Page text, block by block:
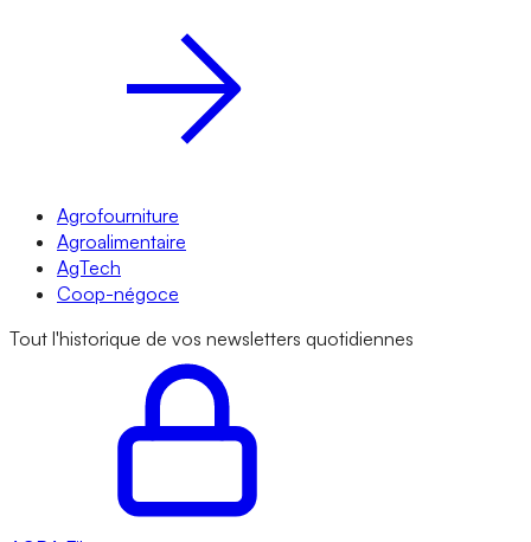
Agrofourniture
Agroalimentaire
AgTech
Coop-négoce
Tout l'historique de vos newsletters quotidiennes